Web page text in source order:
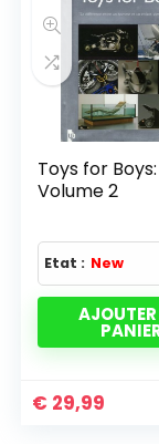
Toys for Boys:
Volume 2
Etat : New
€ 29,99